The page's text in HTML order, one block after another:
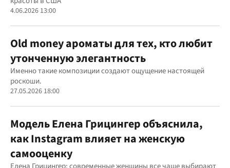
4.06.2026 13:00
Old money ароматы для тех, кто любит
утонченную элегантность
Именно такие композиции создают ощущение настоящей
роскоши.
27.05.2026 18:00
Модель Елена Грицингер объяснила,
как Instagram влияет на женскую
самооценку